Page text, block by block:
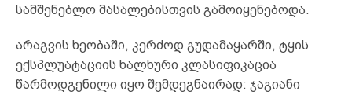
სამშენებლო მასალებისთვის გამოიყენებოდა.
არაგვის ხეობაში, კერძოდ გუდამაყარში, ტყის
ექსპლუატაციის ხალხური კლასიფიკაცია
წარმოდგენილი იყო შემდეგნაირად: ჯაგიანი